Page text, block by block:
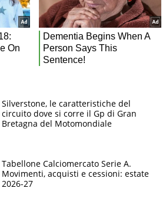
Silverstone, le caratteristiche del
circuito dove si corre il Gp di Gran
Bretagna del Motomondiale
Tabellone Calciomercato Serie A.
Movimenti, acquisti e cessioni: estate
2026-27